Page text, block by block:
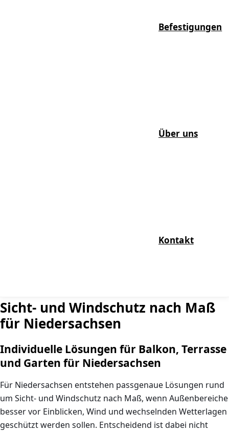
Befestigungen
Über uns
Kontakt
Sicht- und Windschutz nach Maß
für Niedersachsen
Individuelle Lösungen für Balkon, Terrasse
und Garten für Niedersachsen
Für Niedersachsen entstehen passgenaue Lösungen rund
um Sicht- und Windschutz nach Maß, wenn Außenbereiche
besser vor Einblicken, Wind und wechselnden Wetterlagen
geschützt werden sollen. Entscheidend ist dabei nicht